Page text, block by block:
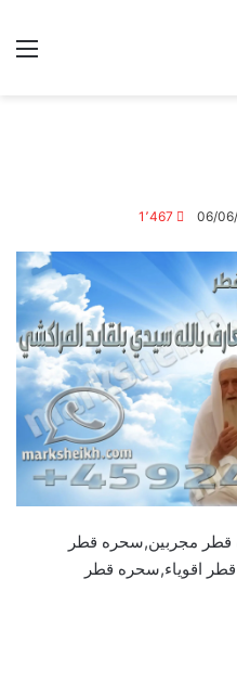
06/ 1٬467
مجربين,سحره قطر
اقوياء,سحره قطر